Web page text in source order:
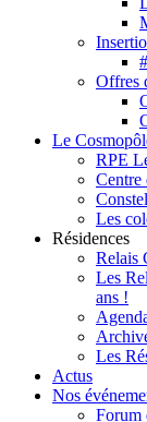
Offres
Le
RPE
Centre
Les
Résidences
Relais
Les
ans !
Les
Actus
Nos
Forum